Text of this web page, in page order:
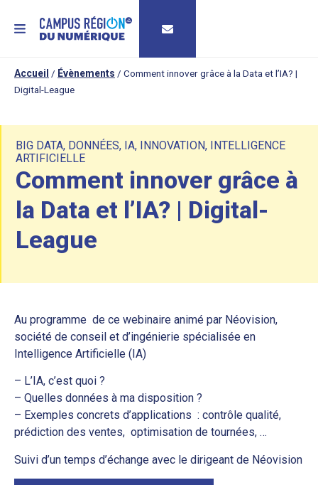
MENU
Accueil / Évènements / Comment innover grâce à la Data et l’IA? |
Digital-League
BIG DATA, DONNÉES, IA, INNOVATION, INTELLIGENCE
ARTIFICIELLE
Comment innover grâce à
la Data et l’IA? | Digital-
League
Au programme de ce webinaire animé par Néovision,
société de conseil et d’ingénierie spécialisée en
Intelligence Artificielle (IA)
– L’IA, c’est quoi ?
– Quelles données à ma disposition ?
– Exemples concrets d’applications : contrôle qualité,
prédiction des ventes, optimisation de tournées, …
Suivi d’un temps d’échange avec le dirigeant de Néovision